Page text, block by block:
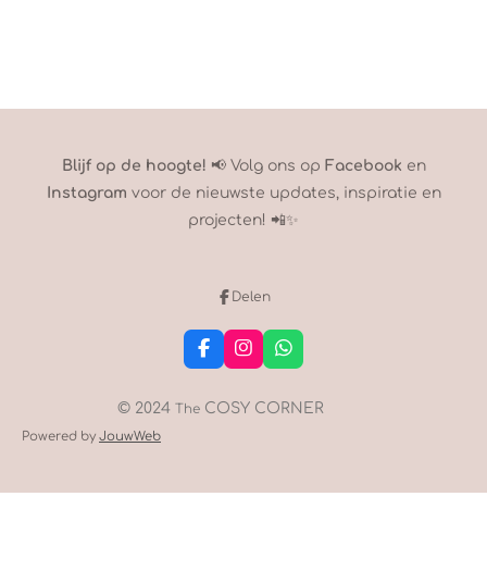
Blijf op de hoogte! 📢 Volg ons op Facebook en
Instagram voor de nieuwste updates, inspiratie en
projecten! 📲✨
Delen
F
a
e
I
n
t
m
W
h
t
© 2024 The COSY CORNER
Powered by JouwWeb